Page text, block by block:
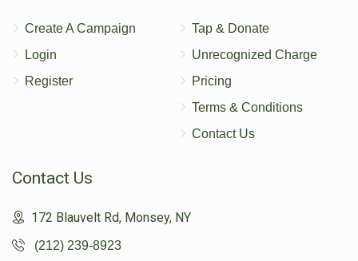
Create A Campaign
Login
Register
Tap & Donate
Unrecognized Charge
Pricing
Terms & Conditions
Contact Us
Contact Us
172 Blauvelt Rd, Monsey, NY
(212) 239-8923